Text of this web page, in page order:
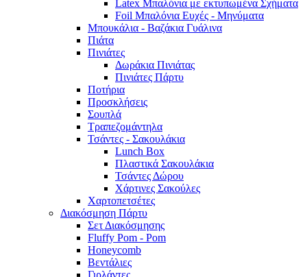
Latex Μπαλόνια με εκτυπωμένα Σχήματα
Foil Μπαλόνια Ευχές - Μηνύματα
Μπουκάλια - Βαζάκια Γυάλινα
Πιάτα
Πινιάτες
Δωράκια Πινιάτας
Πινιάτες Πάρτυ
Ποτήρια
Προσκλήσεις
Σουπλά
Τραπεζομάντηλα
Τσάντες - Σακουλάκια
Lunch Box
Πλαστικά Σακουλάκια
Τσάντες Δώρου
Χάρτινες Σακούλες
Χαρτοπετσέτες
Διακόσμηση Πάρτυ
Σετ Διακόσμησης
Fluffy Pom - Pom
Honeycomb
Βεντάλιες
Γιρλάντες